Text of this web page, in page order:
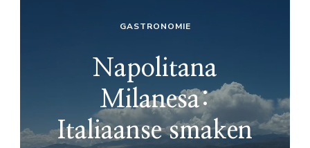
GASTRONOMIE
Napolitana
Milanesa:
Italiaanse smaken